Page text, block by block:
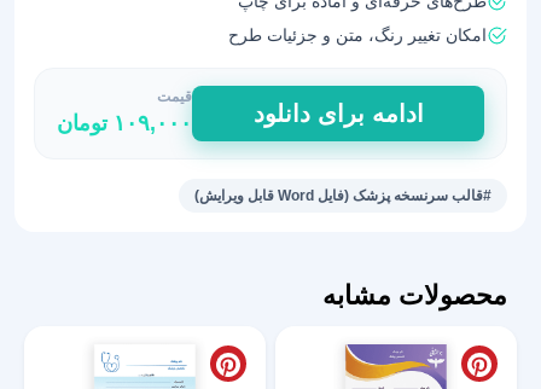
امکان تغییر رنگ، متن و جزئیات طرح
طرح
سرنسخه
متخصص
آلرژی
ادامه برای دانلود
قیمت
۱۰۹,۰۰۰ تومان
#قالب سرنسخه پزشک (فایل Word قابل ویرایش)
محصولات مشابه